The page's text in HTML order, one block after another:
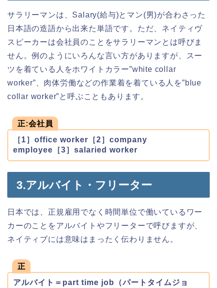
サラリーマンは、Salary(給与)とマン(男)が合わさった
日本語の造語から出来た単語です。ただ、ネイティヴ
スピーカーは会社員のことをサラリーマンとは呼びま
せん。例のようにいろんな言い方がありますが、スー
ツを着ている人をホワイトカラー”white collar
worker”、肉体労働などの作業着を着ている人を”blue
collar worker”と呼ぶこともあります。
正:会社員
［1］office worker［2］company
employee［3］salaried worker
3.アルバイト・フリーター
日本では、正規雇用でなく時間単位で働いているワー
カーのことをアルバイトやフリーターで呼びますが、
ネイティブには意味はまったく伝わりません。
正
アルバイト＝part time job（パートタイムジョ